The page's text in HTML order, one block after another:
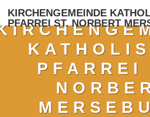
KIRCHENGEMEINDE
PFARREI ST. NORBERT
PFARREI